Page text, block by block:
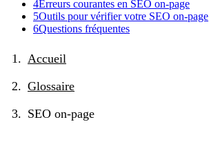
4Erreurs courantes en SEO on-page
5Outils pour vérifier votre SEO on-page
6Questions fréquentes
Accueil
Glossaire
SEO on-page